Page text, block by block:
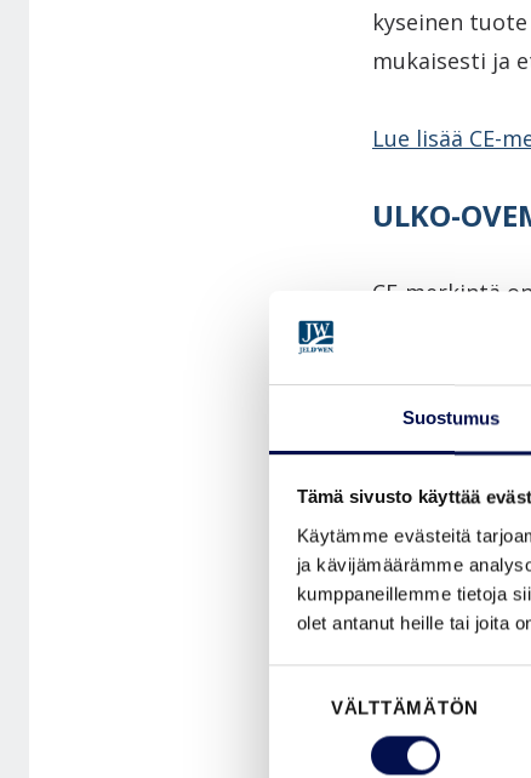
Suostumus
Tämä sivusto käyttää
Käytämme evästeitä
ja kävijämäärämme
kumppaneillemme tietoja
olet antanut heille tai joita
VÄLTTÄMÄTÖN
kyseinen
mukaisesti ja
Lue lisää CE-
ULKO-
CE-merkintä
tehtyjen
Uko-
säilytä DoP-
testitulos tai -
mahdollista